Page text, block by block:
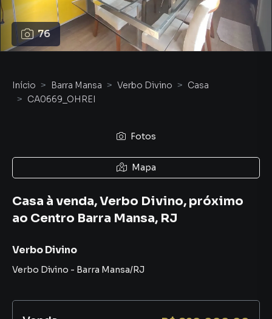
76
Início Barra Mansa Verbo Divino
Casa
CA0669_OHREI
Fotos
Mapa
Casa à venda, Verbo Divino, próximo
ao Centro Barra Mansa, RJ
Verbo Divino
Verbo Divino - Barra Mansa/RJ